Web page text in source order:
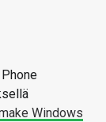
Windows